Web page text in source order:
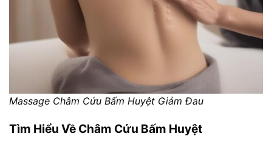
Massage Châm Cứu Bấm Huyệt Giảm Đau
Tìm Hiểu Về Châm Cứu Bấm Huyệt